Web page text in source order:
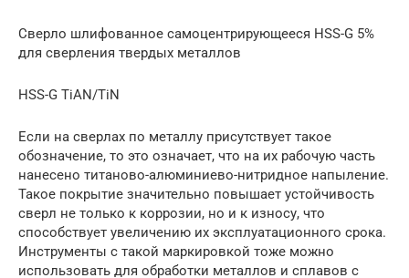
Сверло шлифованное самоцентрирующееся HSS-G 5%
для сверления твердых металлов
HSS-G TiAN/TiN
Если на сверлах по металлу присутствует такое
обозначение, то это означает, что на их рабочую часть
нанесено титаново-алюминиево-нитридное напыление.
Такое покрытие значительно повышает устойчивость
сверл не только к коррозии, но и к износу, что
способствует увеличению их эксплуатационного срока.
Инструменты с такой маркировкой тоже можно
использовать для обработки металлов и сплавов с